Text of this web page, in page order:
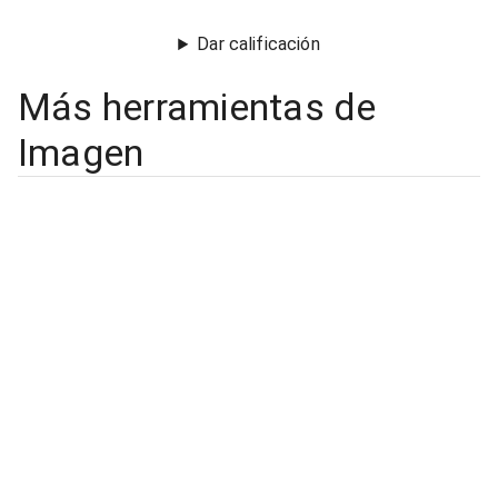
Dar calificación
Más herramientas de
Imagen